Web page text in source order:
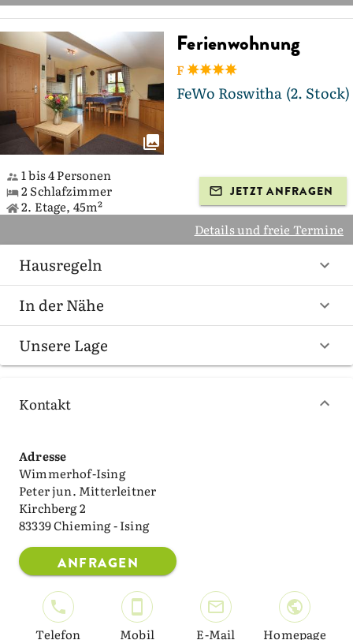
Ferienwohnung
F
FeWo Roswitha (2. Stock)
1 bis 4 Personen
2 Schlafzimmer
2. Etage, 45m²
JETZT ANFRAGEN
Details und freie Termine
Hausregeln
In der Nähe
Unsere Lage
Kontakt
Adresse
Wimmerhof-Ising
Peter jun. Mitterleitner
Kirchberg 2
83339 Chieming - Ising
ANFRAGEN
Telefon Mobil E-Mail Homepage